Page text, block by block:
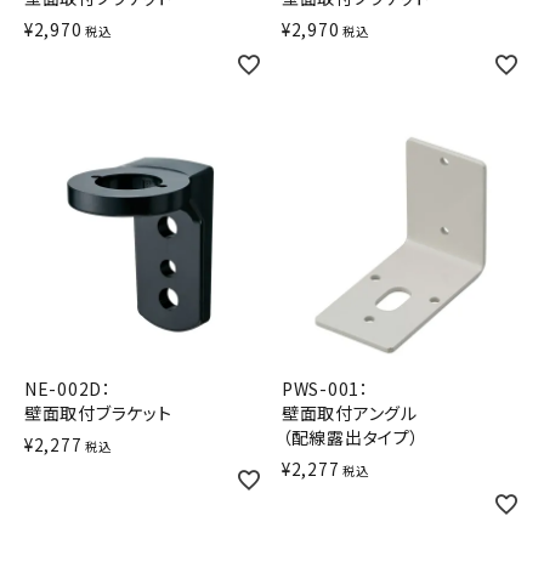
¥2,970 税込
¥2,970 税込
NE-002D：
壁面取付ブラケット
¥2,277 税込
PWS-001：
壁面取付アングル
（配線露出タイプ）
¥2,277 税込